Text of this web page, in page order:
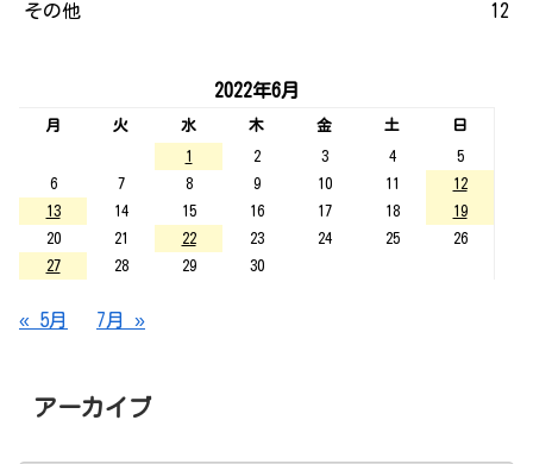
その他 12
2022年6月
月 火 水 木 金 土
日
1
2 3 4
5
6
7 8 9 10 11
12
13
14 15 16 17 18
19
20
21 22 23 24 25
26
27
28 29 30
« 5月 7月 »
アーカイブ